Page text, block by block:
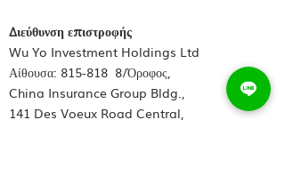
Διεύθυνση επιστροφής
Wu Yo Investment Holdings Ltd
Αίθουσα: 815-818 8/Όροφος,
China Insurance Group Bldg.,
141 Des Voeux Road Central,